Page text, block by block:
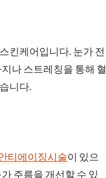
킨케어입니다. 눈가 전
나 스트레칭을 통해 혈
니다.
티에이징시술이 있으
주름을 개선할 수 있